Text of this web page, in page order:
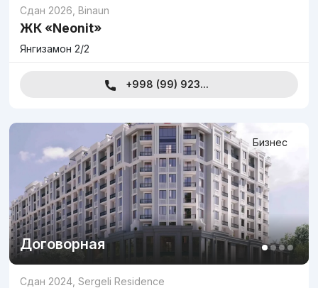
Сдан 2026 Binaun
ЖК «Neonit»
Янгизамон 2/2
+998 (99) 923...
Бизнес
Договорная
Сдан 2024 Sergeli Residence